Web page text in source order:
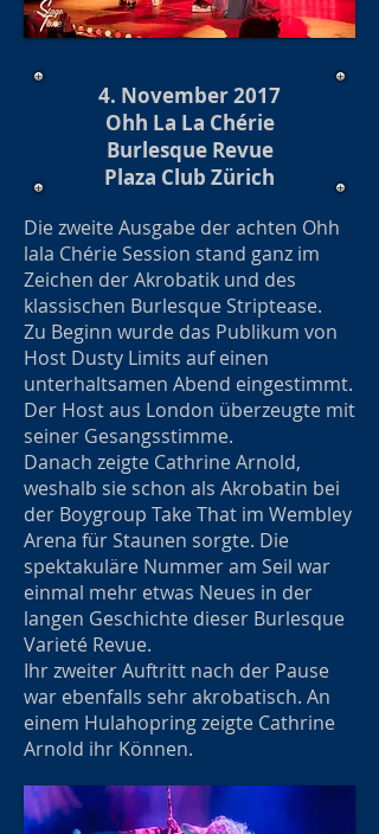
4. November 2017
Ohh La La Chérie
Burlesque Revue
Plaza Club Zürich
Die zweite Ausgabe der achten Ohh
lala Chérie Session stand ganz im
Zeichen der Akrobatik und des
klassischen Burlesque Striptease.
Zu Beginn wurde das Publikum von
Host Dusty Limits auf einen
unterhaltsamen Abend eingestimmt.
Der Host aus London überzeugte mit
seiner Gesangsstimme.
Danach zeigte Cathrine Arnold,
weshalb sie schon als Akrobatin bei
der Boygroup Take That im Wembley
Arena für Staunen sorgte. Die
spektakuläre Nummer am Seil war
einmal mehr etwas Neues in der
langen Geschichte dieser Burlesque
Varieté Revue.
Ihr zweiter Auftritt nach der Pause
war ebenfalls sehr akrobatisch. An
einem Hulahopring zeigte Cathrine
Arnold ihr Können.